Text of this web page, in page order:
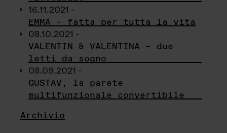
16.11.2021 -
EMMA – fatta per tutta la vita
08.10.2021 -
VALENTIN & VALENTINA – due
letti da sogno
08.09.2021 -
GUSTAV, la parete
multifunzionale convertibile
Archivio